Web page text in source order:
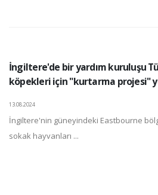
İngiltere'de bir yardım kuruluşu
köpekleri için "kurtarma projesi"
13.08.2024
İngiltere'nin güneyindeki Eastbourne
sokak hayvanları ...